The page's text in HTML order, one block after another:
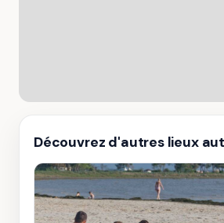
Découvrez d'autres lieux